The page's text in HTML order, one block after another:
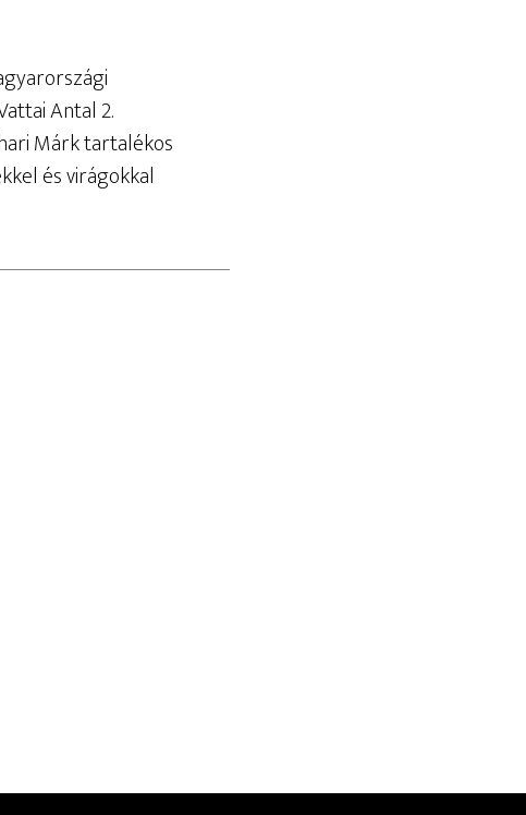
Antal 2.
Márk tartalékos
és virágokkal